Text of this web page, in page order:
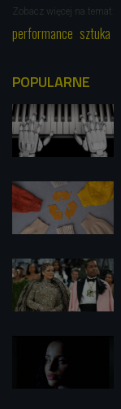
Zobacz więcej na temat:
performance sztuka
POPULARNE